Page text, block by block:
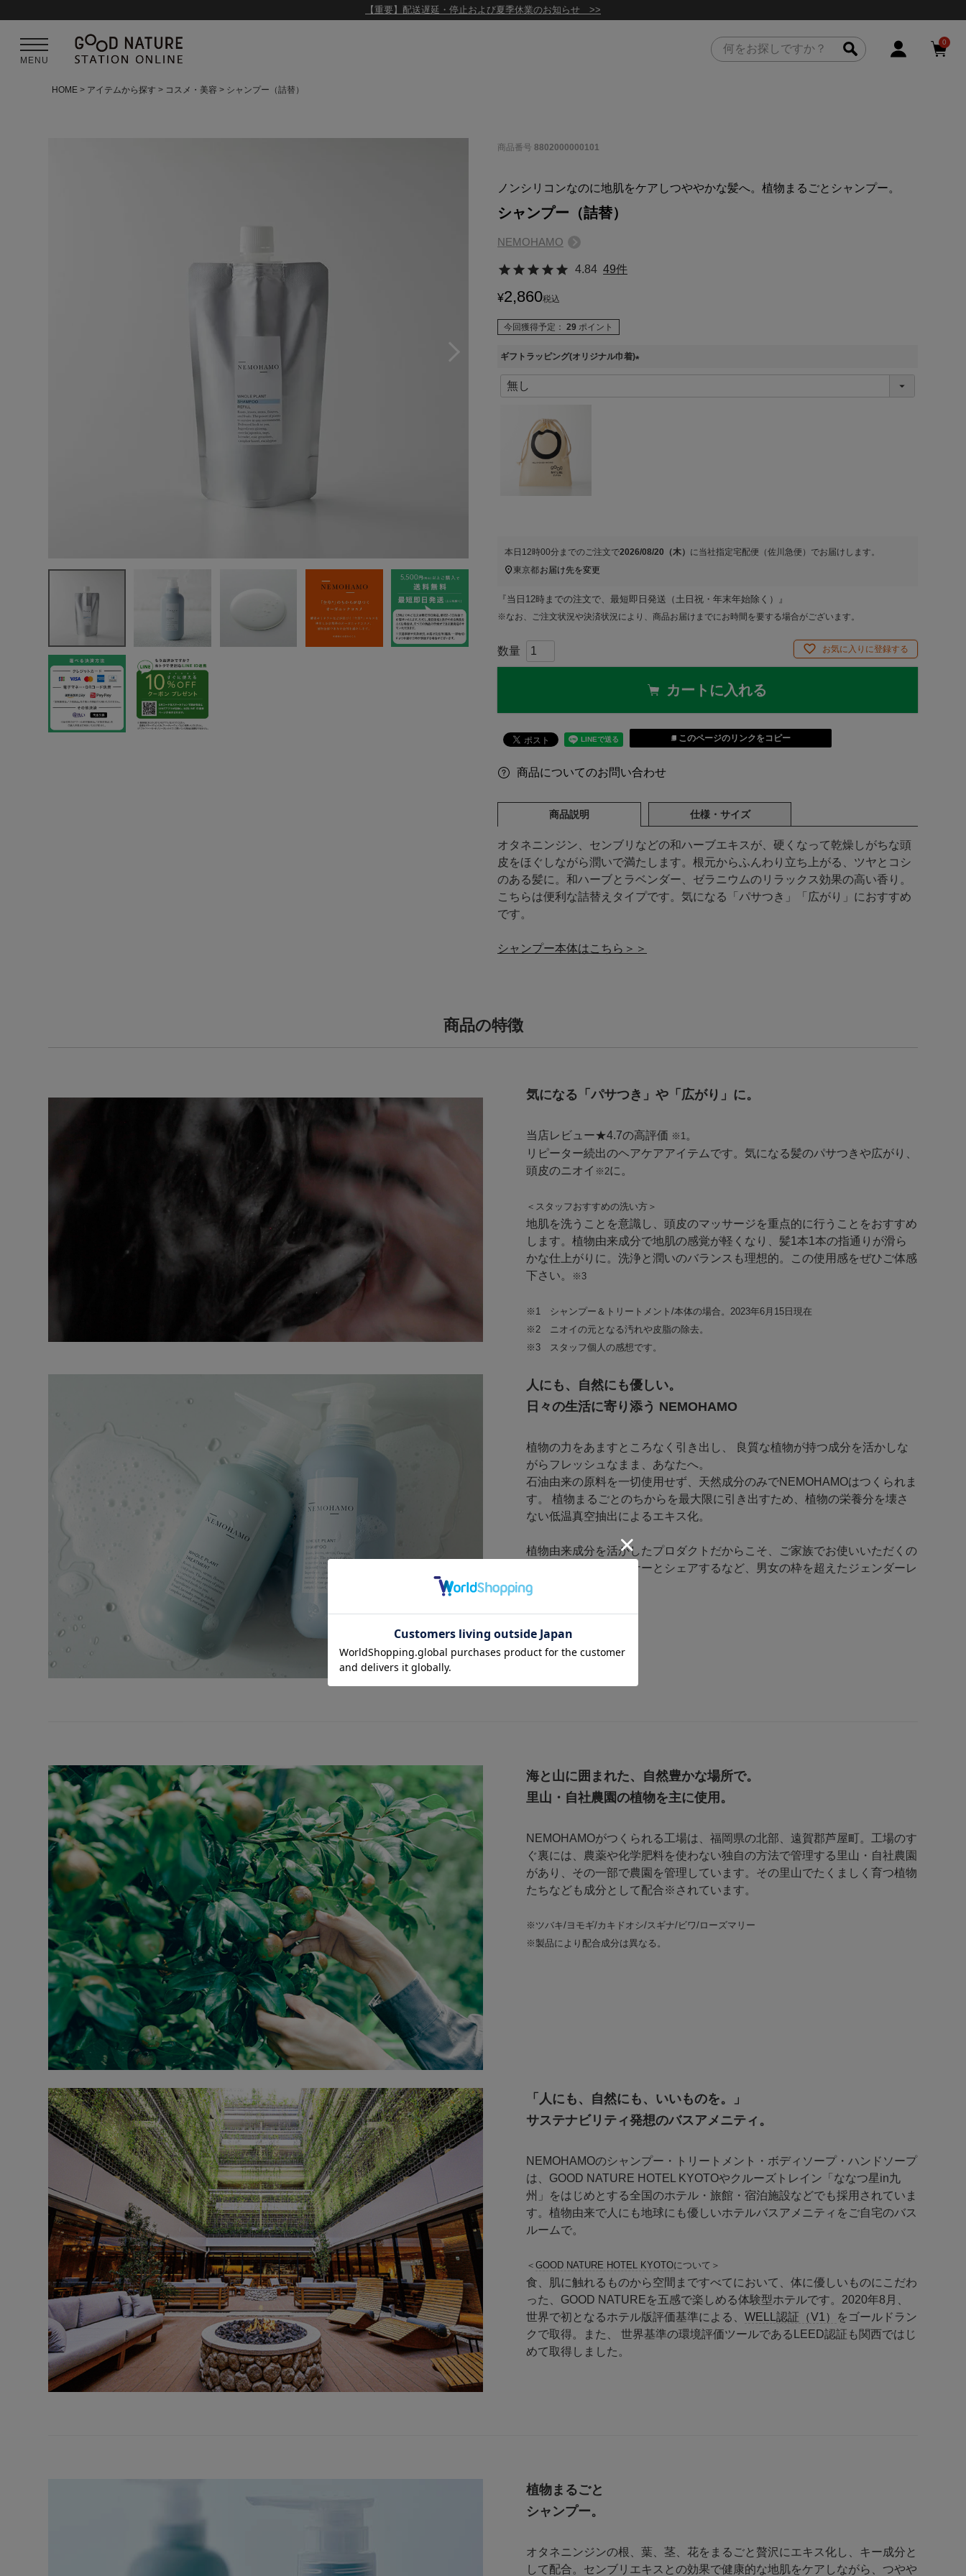
【重要】配送遅延・停止および夏季休業のお知らせ >>
MENU
0
HOME アイテムから探す コスメ・美容 シャンプー（詰替）
商品番号 8802000000101
ノンシリコンなのに地肌をケアしつややかな髪へ。植物まるごとシャンプー。
シャンプー（詰替）
NEMOHAMO
4.84 49件
¥2,860税込
今回獲得予定： 29 ポイント
ギフトラッピング(オリジナル巾着)
(
本日 12時00分 までのご注文で2026/08/20（木） に当社指定宅配便（佐川急便） でお届けします。
東京都お届け先を変更
『当日12時までの注文で、最短即日発送（土日祝・年末年始除く）』
※なお、ご注文状況や決済状況により、商品お届けまでにお時間を要する場合がございます。
お気に入りに登録する
カートに入れる
このページのリンクをコピー
商品についてのお問い合わせ
商品説明 仕様・サイズ
オタネニンジン、センブリなどの和ハーブエキスが、硬くなって乾燥しがちな頭
皮をほぐしながら潤いで満たします。根元からふんわり立ち上がる、ツヤとコシ
のある髪に。和ハーブとラベンダー、ゼラニウムのリラックス効果の高い香り。
こちらは便利な詰替えタイプです。気になる「パサつき」「広がり」におすすめ
です。
シャンプー本体はこちら＞＞
商品の特徴
気になる「パサつき」や「広がり」に。
当店レビュー★4.7の高評価 ※1 。
リピーター続出のヘアケアアイテムです。気になる髪のパサつきや広がり、
頭皮のニオイ ※2に。
＜スタッフおすすめの洗い方＞
地肌を洗うことを意識し、頭皮のマッサージを重点的に行うことをおすすめ
します。植物由来成分で地肌の感覚が軽くなり、髪1本1本の指通りが滑ら
かな仕上がりに。洗浄と潤いのバランスも理想的。この使用感をぜひご体感
下さい。
※3
※1 シャンプー＆トリートメント/本体の場合。2023年6月15日現在
※2 ニオイの元となる汚れや皮脂の除去。
※3 スタッフ個人の感想です。
人にも、自然にも優しい。
日々の生活に寄り添う NEMOHAMO
植物の力をあますところなく引き出し、 良質な植物が持つ成分を活かしな
がらフレッシュなまま、あなたへ。
石油由来の原料を一切使用せず、天然成分のみでNEMOHAMOはつくられま
す。 植物まるごとのちからを最大限に引き出すため、植物の栄養分を壊さ
ない低温真空抽出によるエキス化。
植物由来成分を活かしたプロダクトだからこそ、ご家族でお使いいただくの
はもちろん、パートナーとシェアするなど、男女の枠を超えたジェンダーレ
スケアも叶います。
海と山に囲まれた、自然豊かな場所で。
里山・自社農園の植物を主に使用。
NEMOHAMOがつくられる工場は、福岡県の北部、遠賀郡芦屋町。工場のす
ぐ裏には、農薬や化学肥料を使わない独自の方法で管理する里山・自社農園
があり、その一部で農園を管理しています。その里山でたくましく育つ植物
たちなども成分として配合※されています。
※ツバキ/ヨモギ/カキドオシ/スギナ/ビワ/ローズマリー
※製品により配合成分は異なる。
「人にも、自然にも、いいものを。」
サステナビリティ発想のバスアメニティ。
NEMOHAMOのシャンプー・トリートメント・ボディソープ・ハンドソープ
は、GOOD NATURE HOTEL KYOTOやクルーズトレイン「ななつ星in九
州」をはじめとする全国のホテル・旅館・宿泊施設などでも採用されていま
す。植物由来で人にも地球にも優しいホテルバスアメニティをご自宅のバス
ルームで。
＜GOOD NATURE HOTEL KYOTOについて＞
食、肌に触れるものから空間まですべてにおいて、体に優しいものにこだわ
った、GOOD NATUREを五感で楽しめる体験型ホテルです。2020年8月、
世界で初となるホテル版評価基準による、WELL認証（V1） をゴールドラン
クで取得。また、 世界基準の環境評価ツールであるLEED認証も関西ではじ
めて取得しました。
植物まるごと
シャンプー。
オタネニンジンの根、葉、茎、花をまるごと贅沢にエキス化し、キー成分と
して配合。センブリエキスとの効果で健康的な地肌をケアしながら、つやや